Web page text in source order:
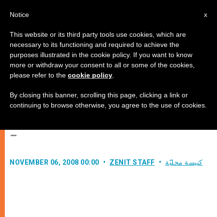
البابا يطلب إلى السلطات المصرية أن
تقدم للسواح المسيحيين أماكن عبادة
لائقة لممارسة شعائرهم الدينية
–
NOVEMBER 06, 2008 00:00 ZENIT STAFF كنيسة محليّة
x
Notice
This website or its third party tools use cookies, which are
necessary to its functioning and required to achieve the
purposes illustrated in the cookie policy. If you want to know
more or withdraw your consent to all or some of the cookies,
please refer to the cookie policy
By closing this banner, scrolling this page, clicking a link or
continuing to browse otherwise, you agree to the use of cookies.